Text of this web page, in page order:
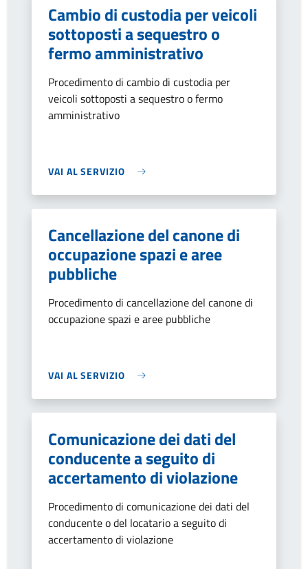
Cambio di custodia per veicoli
sottoposti a sequestro o
fermo amministrativo
Procedimento di cambio di custodia per
veicoli sottoposti a sequestro o fermo
amministrativo
VAI AL SERVIZIO
Cancellazione del canone di
occupazione spazi e aree
pubbliche
Procedimento di cancellazione del canone di
occupazione spazi e aree pubbliche
VAI AL SERVIZIO
Comunicazione dei dati del
conducente a seguito di
accertamento di violazione
Procedimento di comunicazione dei dati del
conducente o del locatario a seguito di
accertamento di violazione